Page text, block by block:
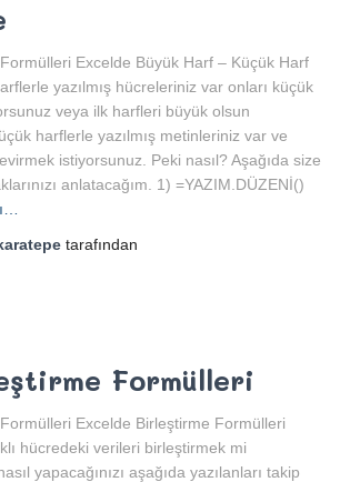
Formülleri Excelde Büyük Harf – Küçük Harf
yazılmış hücreleriniz var onları küçük
veya ilk harfleri büyük olsun
harflerle yazılmış metinleriniz var ve
istiyorsunuz. Peki nasıl? Aşağıda size
anlatacağım. 1) =YAZIM.DÜZENİ()
tarafından
Formülleri
Formülleri Excelde Birleştirme Formülleri
hücredeki verileri birleştirmek mi
yapacağınızı aşağıda yazılanları takip